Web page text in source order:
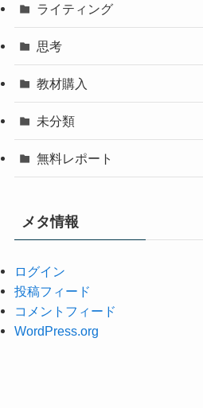
ライティング
思考
教材購入
未分類
無料レポート
メタ情報
ログイン
投稿フィード
コメントフィード
WordPress.org